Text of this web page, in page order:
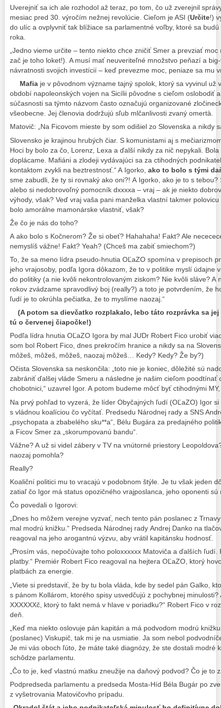
Uverejniť sa ich ale rozhodol až teraz, po tom, čo už zverejnil
mesiac pred 30. výročím nežnej revolúcie. Cieľom je ASI (Určite!)
do ulíc a ovplyvniť tak blížiace sa parlamentné voľby, ktoré sa
roka.
„Jedno vieme určite – tento niekto chce zničiť Smer a prevziať
zač je toho loket!). A musí mať neuveriteľné množstvo peňazí a
návratnosti svojich investícií – keď prevezme moc, peniaze sa mu
Mafia je v pôvodnom význame tajný spolok, ktorý sa vyvinul už
období napoleonských vojen na Sicílii pôvodne s cieľom oslobodiť
súčasnosti sa týmto názvom často označujú organizované
všeobecne. Jej členovia dodržujú sľub mlčanlivosti zvaný omertà.
Matovič: „Na Ficovom mieste by som odišiel zo Slovenska a nikdy
Slovensko je krajinou hrubých čiar. S komunistami aj s
Hoci by bolo za čo, Lorenz, Lexa a ďalší nikdy za nič nepykali.
doplácame. Mafiáni a zlodeji vydávajúci sa za ctihodných
kontaktom zvykli na beztrestnosť.“ A Igorko, ako to bolo s tými
sme zabudli, že ty si rovnaký ako oni?! A Igorko, ako je to s
alebo si nedobrovoľný pomocník dxxxxa – vraj – ak je niekto
výhody, však? Veď vraj vaša pani manželka vlastní takmer
bolo amorálne mamonárske vlastniť, však?
Že čo je nás do toho?
A ako bolo s Kočnerom? Že si obeť? Hahahaha! Fakt? Ale
nemyslíš vážne! Fakt? Yeah? (Chceš ma zabiť smiechom?)
To, že sa meno lídra pseudo-hnutia OĽaZO spomína v prepisoch
jeho vrajosoby, podľa Igora dôkazom, že to v politike myslí údajne
do politiky (a nie kvôli nekontrolovaným ziskom? Nie kvôli sláve? A
rokov zvádzame spravodlivý boj (really?) a toto je potvrdením, že
ľudí je to okrúhla pečiatka, že to myslíme naozaj.“
(A potom sa dievčatko rozplakalo, lebo táto rozprávka sa
tú o červenej čiapočke!)
Podľa lídra hnutia OĽaZO Igora by mal JUDr Robert Fico urobiť
som bol Robert Fico, dnes prekročím hranice a nikdy sa na
môžeš, môžeš, môžeš, naozaj môžeš… Kedy? Kedy? Že by?)
Očista Slovenska sa neskončila: „toto nie je koniec, dôležité sú
zabrániť ďalšej vláde Smeru a následne je našim cieľom poodtínať
chobotnici,“ uzavrel Igor. A potom budeme môcť byť ctihodnými
Na prvý pohľad to vyzerá, že líder Obyčajných ľudí (OĽaZO) Igor
s vládnou koalíciou čo vyčítať. Predsedu Národnej rady a SNS
„psychopata a zbabelého sku**a“, Bélu Bugára za predajného
a Ficov Smer za „skorumpovanú bandu“.
Vážne? A už si videl zábery v TV na vnútorné priestory
naozaj pomohla?
Really?
Koaliční politici mu to vracajú v podobnom štýle. Je tu však jeden
zatiaľ čo Igor má status opozičného vrajposlanca, jeho oponenti
Čo povedali o Igorovi:
„Dnes ho môžem verejne vyzvať, nech tento pán poslanec z
mal modrú knižku.“ Predseda Národnej rady Andrej Danko na
reagoval na jeho arogantnú výzvu, aby vrátil kapitánsku hodnosť.
„Prosím vás, nepočúvajte toho poloxxxxxx Matoviča a ďalších ľudí.
platby.“ Premiér Robert Fico reagoval na hejtera OĽaZO, ktorý
platbách za energie.
„Viete si predstaviť, že by tu bola vláda, kde by sedel pán Galko,
s pánom Kollárom, ktorého spisy usvedčujú z pochybnej
XXXXXXč, ktorý to fakt nemá v hlave v poriadku?“ Robert Fico v
deň.
„Keď ma niekto oslovuje pán kapitán a má podvodom modrú
(poslanec) Viskupič, tak mi je na usmiatie. Ja som nebol
Je mi vás oboch ľúto, že máte také diagnózy, že ste dostali modré
schôdze parlamentu.
„Čo to je, keď vlastnú matku zneužije na daňový podvod? Čo je to
Podpredseda parlamentu a predseda Mosta-Híd Béla Bugár po
z vyšetrovania Matovičovho prípadu.